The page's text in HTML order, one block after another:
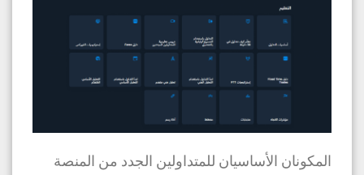
المكونان الأساسيان للمتداولين الجدد من المنصة